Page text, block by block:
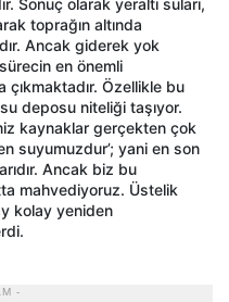
Sonuç olarak yeraltı suları,
toprağın altında
Ancak giderek yok
en önemli
çıkmaktadır. Özellikle bu
deposu niteliği taşıyor.
kaynaklar gerçekten çok
suyumuzdur’; yani en son
Ancak biz bu
mahvediyoruz. Üstelik
kolay yeniden
-